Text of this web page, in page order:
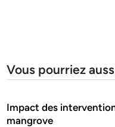
Vous pourriez
Impact des
mangrove